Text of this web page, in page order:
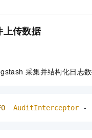
上传数据
采集并结构化日志
AuditInterceptor -